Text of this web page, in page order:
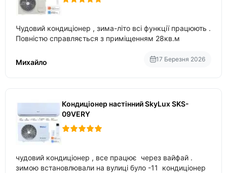
Чудовий кондиціонер , зима-літо всі функції працюють .
Повністю справляється з приміщенням 28кв.м
Михайло 17 Березня 2026
Кондиціонер настінний SkyLux SKS-
09VERY
чудовий кондиціонер , все працює через вайфай .
зимою встановлювали на вулиці було -11 кондиціонер